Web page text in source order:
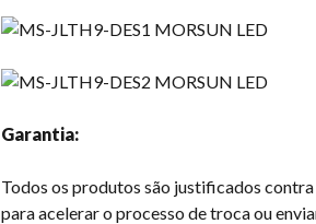
Garantia:
Todos os produtos são justificados
para acelerar o processo de troca ou